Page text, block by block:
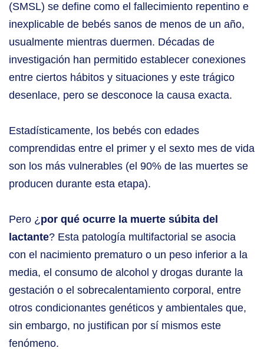
(SMSL) se define como el fallecimiento repentino e
inexplicable de bebés sanos de menos de un año,
usualmente mientras duermen. Décadas de
investigación han permitido establecer conexiones
entre ciertos hábitos y situaciones y este trágico
desenlace, pero se desconoce la causa exacta.
Estadísticamente, los bebés con edades
comprendidas entre el primer y el sexto mes de vida
son los más vulnerables (el 90% de las muertes se
producen durante esta etapa).
Pero ¿por qué ocurre la muerte súbita del
lactante? Esta patología multifactorial se asocia
con el nacimiento prematuro o un peso inferior a la
media, el consumo de alcohol y drogas durante la
gestación o el sobrecalentamiento corporal, entre
otros condicionantes genéticos y ambientales que,
sin embargo, no justifican por sí mismos este
fenómeno.